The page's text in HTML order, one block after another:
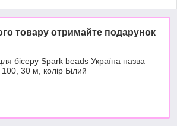
товару отримайте подарунок
бісеру Spark beads Україна назва
30 м, колір Білий